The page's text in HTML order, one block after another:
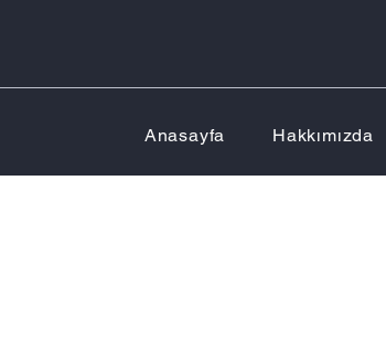
Anasayfa Hakkımızda